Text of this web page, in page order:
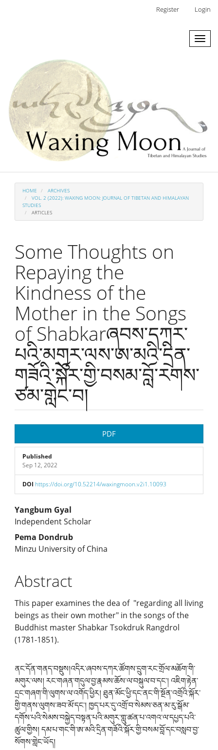
Register Login
Toggle
HOME
ARCHIVES
VOL. 2 (2022): WAXING MOON: JOURNAL OF TIBETAN AND HIMALAYAN
STUDIES
ARTICLES
Some Thoughts on
Repaying the
Kindness of the
Mother in the Songs
of Shabkarཞབས་དཀར་
པའི་མགུར་ལས་ཨ་མའི་དྲིན་
གཟོའི་སྐོར་གྱི་བསམ་བློ་རགས་
ཙམ་གླེང་བ།
Sidebar
PDF
Published
Sep 12, 2022
DOI https://doi.org/10.52214/waxingmoon.v2i1.10093
Main
Article
Content
Yangbum Gyal
Independent Scholar
Pema Dondrub
Minzu University of China
Abstract
This paper examines the dea of "regarding all living
beings as their own mother" in the songs of the
Buddhist master Shabkar Tsokdruk Rangdrol
(1781-1851).
ནང་དོན་གནད་བསྡུས།འདིར་ཞབས་དཀར་ཚོགས་དྲུག་རང་གྲོལ་མཆོག་གི་
མགུར་ལས། རང་གཞན་གདུལ་བྱ་རྣམས་ཆོས་ལ་བསྐུལ་བ་དང་། འཇིག་རྟེན་
དྲང་གཞག་གི་ལུགས་ལ་འགོད་ཕྱིར། ཐུན་མོང་ཕྱི་དང་ནང་གི་སྔོན་འགྲོའི་སྐོར་
གྱི་གནས་ལུགས་ཟབ་མོ་དང་། ཁྱད་པར་དུ་འགྲོ་བ་སེམས་ཅན་མ་རུ་སྒོམ་
དགོས་པའི་སེམས་བསྐྱེད་བསྟན་པའི་མགུར་གླུ་ཚན་པ་འགའ་ལ་དཔྱད་པའི་
ཚུལ་གྱིས། དམ་པ་གང་གི་ཨ་མའི་དྲིན་གཟོའི་སྐོར་གྱི་བསམ་བློ་དང་བསླབ་བྱ་
སོགས་གླེང་ཡོད།